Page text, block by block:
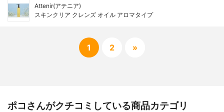
Attenir(アテニア)
スキンクリア クレンズ オイル アロマタイプ
1 2 »
ポコさんがクチコミしている商品カテゴリ